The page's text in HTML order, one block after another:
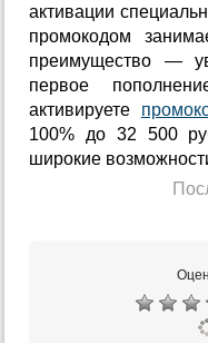
активации
промокодом
преимущество —
первое
активируете
100% до 32 500
широкие